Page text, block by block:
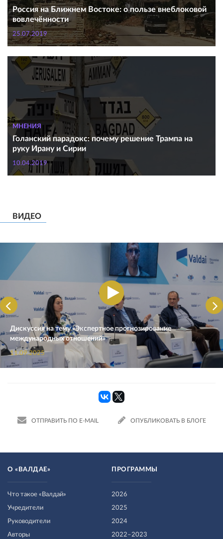
Россия на Ближнем Востоке: о пользе внеблоковой
вовлечённости
25.07.2019
МНЕНИЯ
Голанский парадокс: почему решение Трампа на
руку Ирану и Сирии
10.04.2019
ВИДЕО
Дискуссия на тему «Экспертное прогнозирование
международных отношений»
11.09.2025
ОТПРАВИТЬ ПО E-MAIL ОПУБЛИКОВАТЬ В БЛОГЕ
О «ВАЛДАЕ»
Что такое «Валдай»
Учредители
Руководители
Авторы
ПРОГРАММЫ
2026
2025
2024
2022–2023